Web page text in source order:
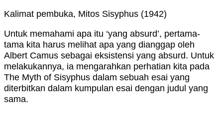
Kalimat pembuka, Mitos Sisyphus (1942)
Untuk memahami apa itu ‘yang absurd’, pertama-
tama kita harus melihat apa yang dianggap oleh
Albert Camus sebagai eksistensi yang absurd. Untuk
melakukannya, ia mengarahkan perhatian kita pada
The Myth of Sisyphus dalam sebuah esai yang
diterbitkan dalam kumpulan esai dengan judul yang
sama.